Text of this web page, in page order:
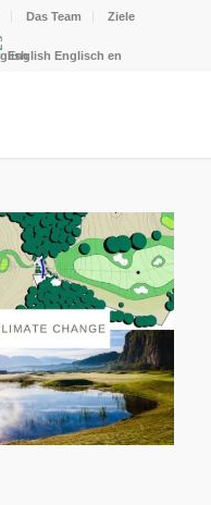
Das Team Ziele
English Englisch en